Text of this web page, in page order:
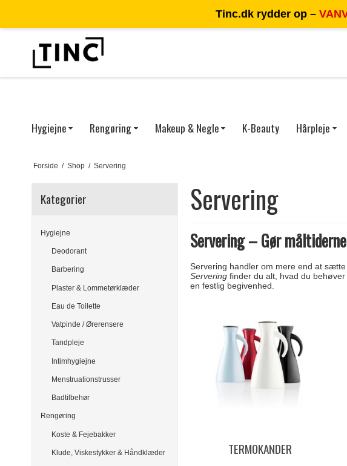
DKK
Tinc.dk rydder op –
Hygiejne Rengøring Makeup & Negle K-Beauty Hårpleje
Forside / Shop / Servering
Kategorier
Hygiejne
Deodorant
Barbering
Plaster & Lommetørklæder
Eau de Toilette
Vatpinde / Ørerensere
Tandpleje
Intimhygiejne
Menstruationstrusser
Badtilbehør
Rengøring
Koste & Fejebakker
Klude, Viskestykker & Håndklæder
Servering
Servering – Gør
Servering handler om mere end at
Servering finder du alt, hvad du
en festlig begivenhed.
TERMOKANDER